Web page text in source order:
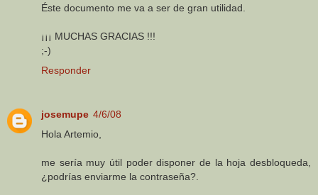
Éste documento me va a ser de gran utilidad.
¡¡¡ MUCHAS GRACIAS !!!
;-)
Responder
josemupe 4/6/08
Hola Artemio,
me sería muy útil poder disponer de la hoja desbloqueda,
¿podrías enviarme la contraseña?.